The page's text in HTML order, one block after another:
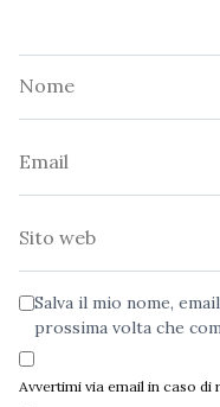
Salva il mio nome,
prossima volta che
Avvertimi via email in caso